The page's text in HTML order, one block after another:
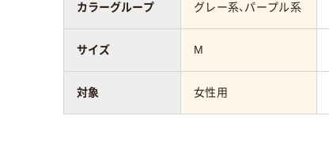
カラーグループ グレー系、パープル系
サイズ M
対象 女性用